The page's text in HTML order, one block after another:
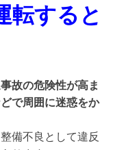
転すると
故の危険性が高ま
で周囲に迷惑をか
備不良として違反